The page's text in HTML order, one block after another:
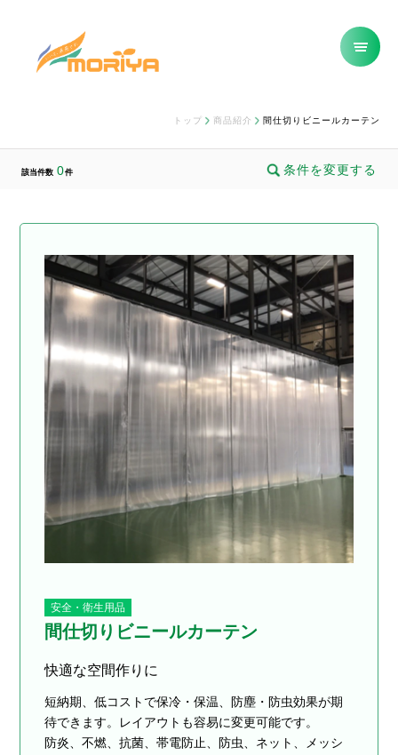
トップ 商品紹介 間仕切りビニールカーテン
該当件数 0件 条件を変更する
安全・衛生用品
間仕切りビニールカーテン
快適な空間作りに
短納期、低コストで保冷・保温、防塵・防虫効果が期
待できます。レイアウトも容易に変更可能です。
防炎、不燃、抗菌、帯電防止、防虫、ネット、メッシ